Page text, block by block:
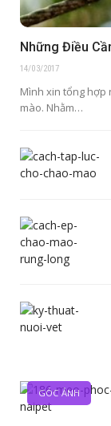
Những Điều
14/03/2017
Mình xin tổng hợp
mào. Nhằm…
GÓC ẢNH